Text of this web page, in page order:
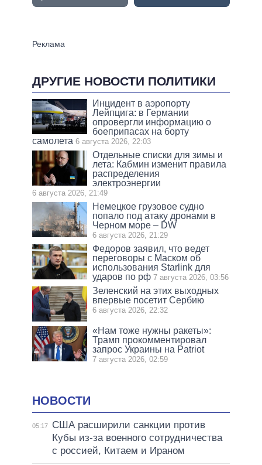
ДРУГИЕ НОВОСТИ ПОЛИТИКИ
Инцидент в аэропорту
Лейпцига: в Германии
опровергли информацию о
боеприпасах на борту
самолета 6 августа 2026, 22:03
Отдельные списки для зимы и
лета: Кабмин изменит правила
распределения
электроэнергии
6 августа 2026, 21:49
Немецкое грузовое судно
попало под атаку дронами в
Черном море – DW
6 августа 2026, 21:29
Федоров заявил, что ведет
переговоры с Маском об
использования Starlink для
ударов по рф 7 августа 2026, 03:56
Зеленский на этих выходных
впервые посетит Сербию
6 августа 2026, 22:32
«Нам тоже нужны ракеты»:
Трамп прокомментировал
запрос Украины на Patriot
7 августа 2026, 02:59
НОВОСТИ
05:17
США расширили санкции против
Кубы из-за военного сотрудничества
с россией, Китаем и Ираном